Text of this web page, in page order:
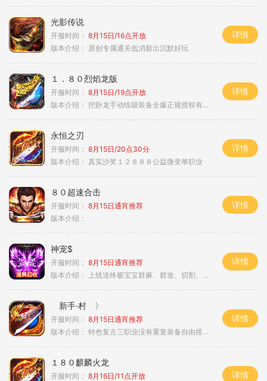
光影传说
开服时间： 8月15日/16点开放
版本介绍： 原创专属通关低消新出沉默好玩
详情
１．８０烈焰龙版
开服时间： 8月15日/19点开放
版本介绍： 挖卧龙手动练级装备全爆正规授权有保障
详情
永恒之刃
开服时间： 8月15日/20点30分
版本介绍： 真实沙奖１２８８８公益微变单职业
详情
８０超速合击
开服时间： 8月15日通宵推荐
版本介绍：
详情
神宠$
开服时间： 8月15日通宵推荐
版本介绍：
上线送终极宝宝群麻、群攻、切割、吸血
详情
新手·村 〉
开服时间： 8月15日通宵推荐
版本介绍： 特色复古三职业没有重复装备自由搭配私
详情
１８０麒麟火龙
开服时间： 8月16日/11点开放
详情